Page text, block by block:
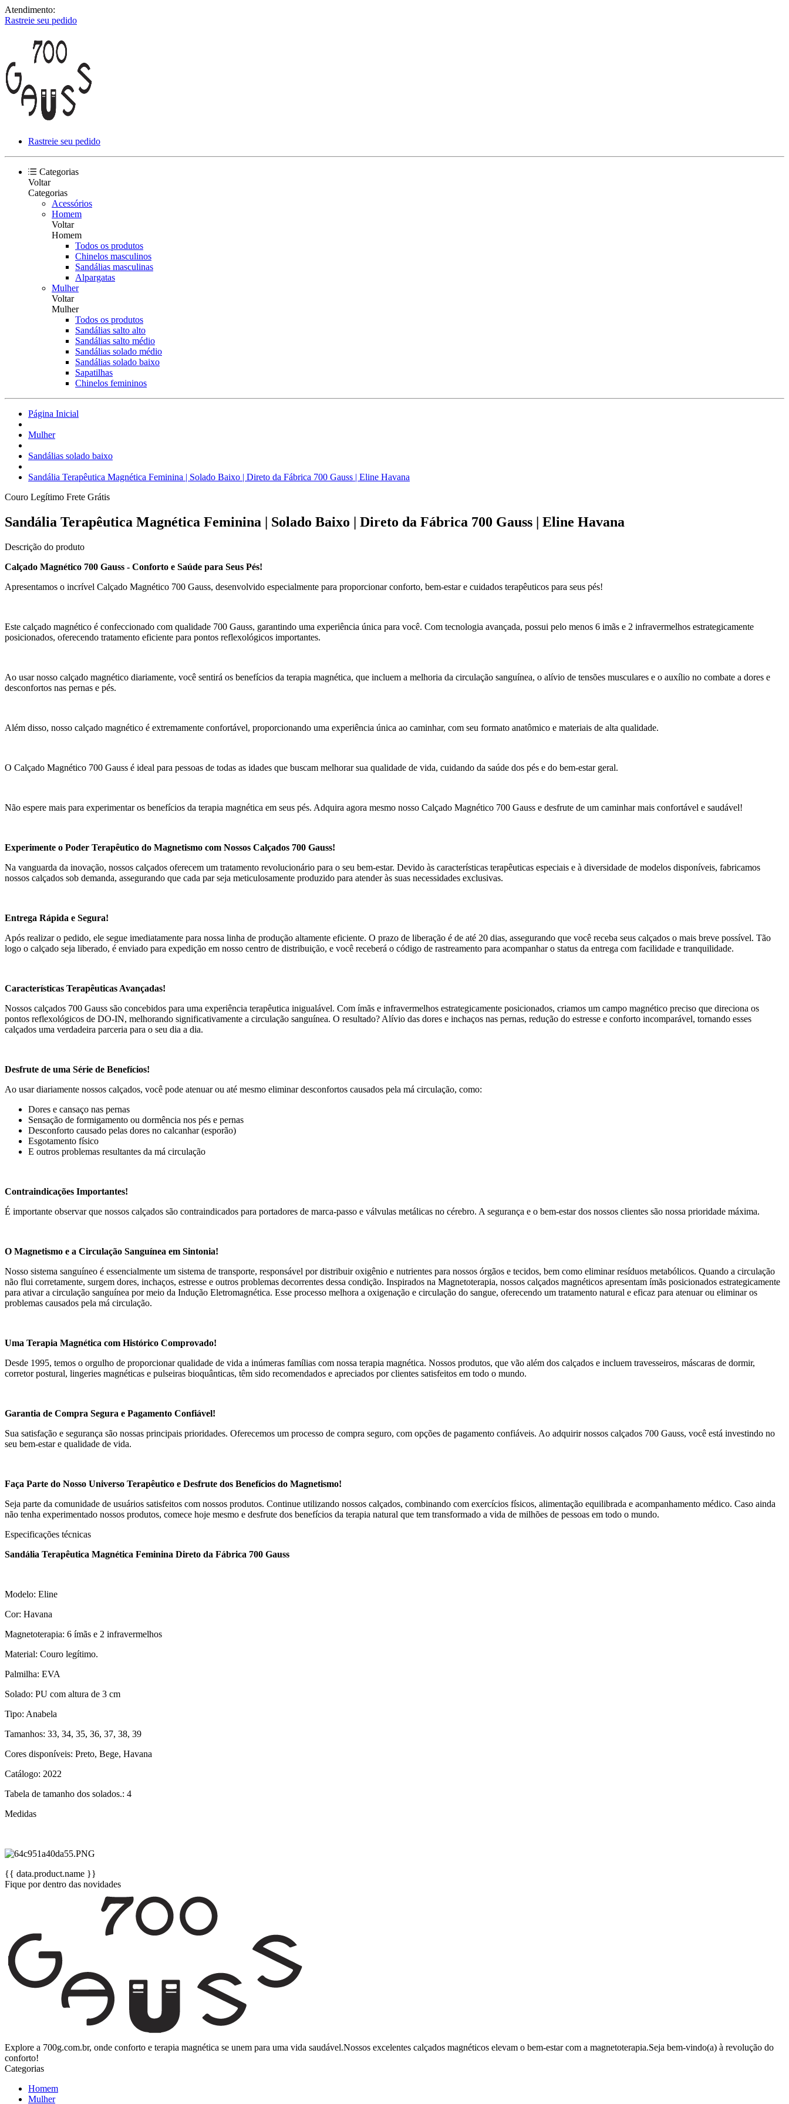
Atendimento:
Rastreie seu pedido
Rastreie seu pedido
Categorias
Voltar
Categorias
Acessórios
Homem
Voltar
Homem
Todos os produtos
Chinelos masculinos
Sandálias masculinas
Alpargatas
Mulher
Voltar
Mulher
Todos os produtos
Sandálias salto alto
Sandálias salto médio
Sandálias solado médio
Sandálias solado baixo
Sapatilhas
Chinelos femininos
Página Inicial
Mulher
Sandálias solado baixo
Sandália Terapêutica Magnética Feminina | Solado Baixo | Direto da Fábrica 700 Gauss | Eline Havana
Couro Legítimo Frete Grátis
Sandália Terapêutica Magnética Feminina | Solado Baixo | Direto da Fábrica 700 Gauss | Eline Havana
Descrição do produto
Calçado Magnético 700 Gauss - Conforto e Saúde para Seus Pés!
Apresentamos o incrível Calçado Magnético 700 Gauss, desenvolvido especialmente para proporcionar conforto, bem-estar e cuidados terapêuticos para seus pés!
Este calçado magnético é confeccionado com qualidade 700 Gauss, garantindo uma experiência única para você. Com tecnologia avançada, possui pelo menos 6 imãs e 2 infravermelhos estrategicamente
posicionados, oferecendo tratamento eficiente para pontos reflexológicos importantes.
Ao usar nosso calçado magnético diariamente, você sentirá os benefícios da terapia magnética, que incluem a melhoria da circulação sanguínea, o alívio de tensões musculares e o auxílio no combate a dores e
desconfortos nas pernas e pés.
Além disso, nosso calçado magnético é extremamente confortável, proporcionando uma experiência única ao caminhar, com seu formato anatômico e materiais de alta qualidade.
O Calçado Magnético 700 Gauss é ideal para pessoas de todas as idades que buscam melhorar sua qualidade de vida, cuidando da saúde dos pés e do bem-estar geral.
Não espere mais para experimentar os benefícios da terapia magnética em seus pés. Adquira agora mesmo nosso Calçado Magnético 700 Gauss e desfrute de um caminhar mais confortável e saudável!
Experimente o Poder Terapêutico do Magnetismo com Nossos Calçados 700 Gauss!
Na vanguarda da inovação, nossos calçados oferecem um tratamento revolucionário para o seu bem-estar. Devido às características terapêuticas especiais e à diversidade de modelos disponíveis, fabricamos
nossos calçados sob demanda, assegurando que cada par seja meticulosamente produzido para atender às suas necessidades exclusivas.
Entrega Rápida e Segura!
Após realizar o pedido, ele segue imediatamente para nossa linha de produção altamente eficiente. O prazo de liberação é de até 20 dias, assegurando que você receba seus calçados o mais breve possível. Tão
logo o calçado seja liberado, é enviado para expedição em nosso centro de distribuição, e você receberá o código de rastreamento para acompanhar o status da entrega com facilidade e tranquilidade.
Características Terapêuticas Avançadas!
Nossos calçados 700 Gauss são concebidos para uma experiência terapêutica inigualável. Com ímãs e infravermelhos estrategicamente posicionados, criamos um campo magnético preciso que direciona os
pontos reflexológicos de DO-IN, melhorando significativamente a circulação sanguínea. O resultado? Alívio das dores e inchaços nas pernas, redução do estresse e conforto incomparável, tornando esses
calçados uma verdadeira parceria para o seu dia a dia.
Desfrute de uma Série de Benefícios!
Ao usar diariamente nossos calçados, você pode atenuar ou até mesmo eliminar desconfortos causados pela má circulação, como:
Dores e cansaço nas pernas
Sensação de formigamento ou dormência nos pés e pernas
Desconforto causado pelas dores no calcanhar (esporão)
Esgotamento físico
E outros problemas resultantes da má circulação
Contraindicações Importantes!
É importante observar que nossos calçados são contraindicados para portadores de marca-passo e válvulas metálicas no cérebro. A segurança e o bem-estar dos nossos clientes são nossa prioridade máxima.
O Magnetismo e a Circulação Sanguínea em Sintonia!
Nosso sistema sanguíneo é essencialmente um sistema de transporte, responsável por distribuir oxigênio e nutrientes para nossos órgãos e tecidos, bem como eliminar resíduos metabólicos. Quando a circulação
não flui corretamente, surgem dores, inchaços, estresse e outros problemas decorrentes dessa condição. Inspirados na Magnetoterapia, nossos calçados magnéticos apresentam ímãs posicionados estrategicamente
para ativar a circulação sanguínea por meio da Indução Eletromagnética. Esse processo melhora a oxigenação e circulação do sangue, oferecendo um tratamento natural e eficaz para atenuar ou eliminar os
problemas causados pela má circulação.
Uma Terapia Magnética com Histórico Comprovado!
Desde 1995, temos o orgulho de proporcionar qualidade de vida a inúmeras famílias com nossa terapia magnética. Nossos produtos, que vão além dos calçados e incluem travesseiros, máscaras de dormir,
corretor postural, lingeries magnéticas e pulseiras bioquânticas, têm sido recomendados e apreciados por clientes satisfeitos em todo o mundo.
Garantia de Compra Segura e Pagamento Confiável!
Sua satisfação e segurança são nossas principais prioridades. Oferecemos um processo de compra seguro, com opções de pagamento confiáveis. Ao adquirir nossos calçados 700 Gauss, você está investindo no
seu bem-estar e qualidade de vida.
Faça Parte do Nosso Universo Terapêutico e Desfrute dos Benefícios do Magnetismo!
Seja parte da comunidade de usuários satisfeitos com nossos produtos. Continue utilizando nossos calçados, combinando com exercícios físicos, alimentação equilibrada e acompanhamento médico. Caso ainda
não tenha experimentado nossos produtos, comece hoje mesmo e desfrute dos benefícios da terapia natural que tem transformado a vida de milhões de pessoas em todo o mundo.
Especificações técnicas
Sandália Terapêutica Magnética Feminina Direto da Fábrica 700 Gauss
Modelo: Eline
Cor: Havana
Magnetoterapia: 6 ímãs e 2 infravermelhos
Material: Couro legítimo.
Palmilha: EVA
Solado: PU com altura de 3 cm
Tipo: Anabela
Tamanhos: 33, 34, 35, 36, 37, 38, 39
Cores disponíveis: Preto, Bege, Havana
Catálogo: 2022
Tabela de tamanho dos solados.: 4
Medidas
{{ data.product.name }}
Fique por dentro das novidades
Explore a 700g.com.br, onde conforto e terapia magnética se unem para uma vida saudável.Nossos excelentes calçados magnéticos elevam o bem-estar com a magnetoterapia.Seja bem-vindo(a) à revolução do
conforto!
Categorias
Homem
Mulher